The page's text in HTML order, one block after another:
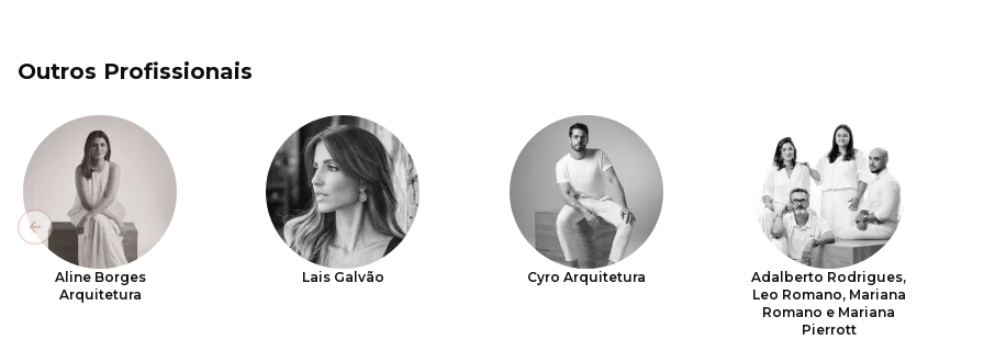
Outros Profissionais
Aline Borges
Arquitetura
Lais Galvão Cyro Arquitetura
Adalberto Rodrigues,
Leo Romano, Mariana
Romano e Mariana
Pierrott
Previous slide